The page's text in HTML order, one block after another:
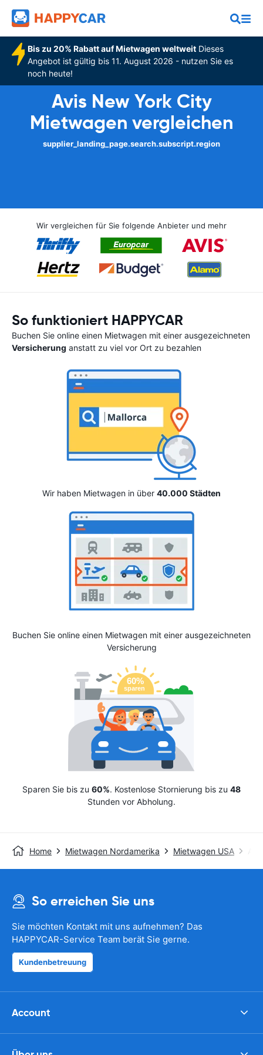
Bis zu 20% Rabatt auf Mietwagen weltweitDieses
Angebot ist gültig bis 11. August 2026 - nutzen Sie es
noch heute!
Avis New York City
Mietwagen vergleichen
supplier_landing_page.search.subscript.region
Wir vergleichen für Sie folgende Anbieter und mehr
So funktioniert HAPPYCAR
Buchen Sie online einen Mietwagen mit einer ausgezeichneten
Versicherung anstatt zu viel vor Ort zu bezahlen
Wir haben Mietwagen in über 40.000 Städten
Buchen Sie online einen Mietwagen mit einer ausgezeichneten
Versicherung
Sparen Sie bis zu 60%. Kostenlose Stornierung bis zu 48
Stunden vor Abholung.
Home Mietwagen Nordamerika Mietwagen USA
So erreichen Sie uns
Sie möchten Kontakt mit uns aufnehmen? Das
HAPPYCAR-Service Team berät Sie gerne.
Kundenbetreuung
Account